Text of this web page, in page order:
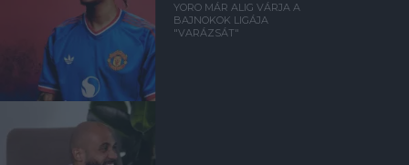
YORO MÁR ALIG VÁRJA A
BAJNOKOK LIGÁJA
"VARÁZSÁT"